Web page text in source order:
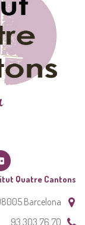
Quatre Cantons
Barcelona
93 303 76 70